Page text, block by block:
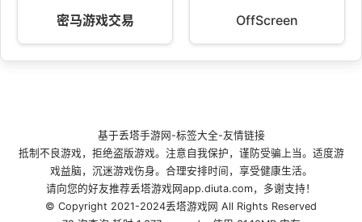
密马游戏交易 OffScreen
基于丢塔手游网 -标签大全-友情链接
抵制不良游戏，拒绝盗版游戏。注意自我保护，谨防受骗上当。适度游
戏益脑，沉迷游戏伤身。合理安排时间，享受健康生活。
请向您的好友推荐丢塔游戏网app.diuta.com，多谢支持！
© Copyright 2021-2024丢塔游戏网 All Rights Reserved